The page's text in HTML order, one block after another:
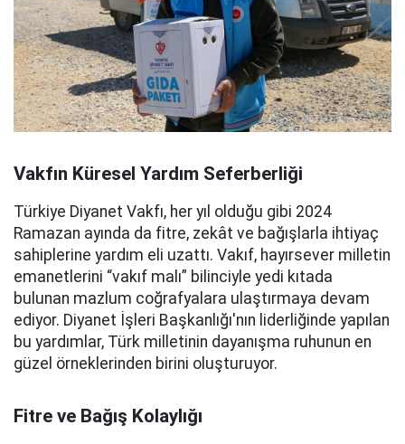
Vakfın Küresel Yardım Seferberliği
Türkiye Diyanet Vakfı, her yıl olduğu gibi 2024
Ramazan ayında da fitre, zekât ve bağışlarla ihtiyaç
sahiplerine yardım eli uzattı. Vakıf, hayırsever milletin
emanetlerini “vakıf malı” bilinciyle yedi kıtada
bulunan mazlum coğrafyalara ulaştırmaya devam
ediyor. Diyanet İşleri Başkanlığı'nın liderliğinde yapılan
bu yardımlar, Türk milletinin dayanışma ruhunun en
güzel örneklerinden birini oluşturuyor.
Fitre ve Bağış Kolaylığı